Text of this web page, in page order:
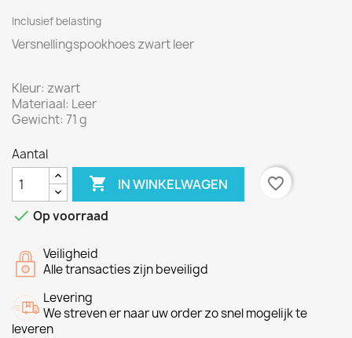
Inclusief belasting
Versnellingspookhoes zwart leer
Kleur: zwart
Materiaal: Leer
Gewicht: 71 g
Aantal
 IN WINKELWAGEN
favorite_border
 Op voorraad
Veiligheid
Alle transacties zijn beveiligd
Levering
We streven er naar uw order zo snel mogelijk te
leveren